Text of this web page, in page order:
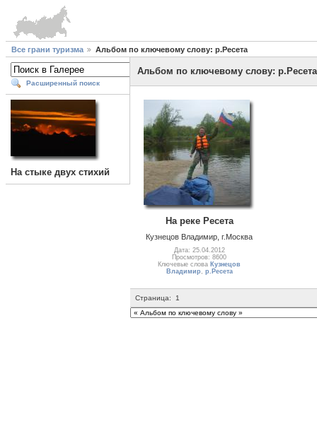
Все грани туризма Альбом по ключевому слову: р.Ресета
Расширенный поиск
На стыке двух стихий
Альбом по ключевому слову: р.Ресета
На реке Ресета
Кузнецов Владимир, г.Москва
Дата: 25.04.2012
Просмотров: 8600
Ключевые слова Кузнецов
Владимир , р.Ресета
Страница: 1